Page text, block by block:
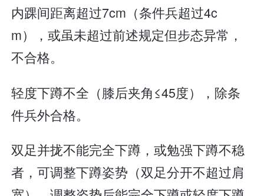
内踝间距离超过7cm（条件兵超过4c
m），或虽未超过前述规定但步态异常，
不合格。
轻度下蹲不全（膝后夹角≤45度），除条
件兵外合格。
双足并拢不能完全下蹲，或勉强下蹲不稳
者，可调整下蹲姿势（双足分开不超过肩